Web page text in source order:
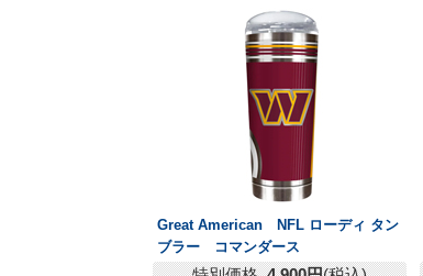
Great American NFL ローディ タン
ブラー コマンダース